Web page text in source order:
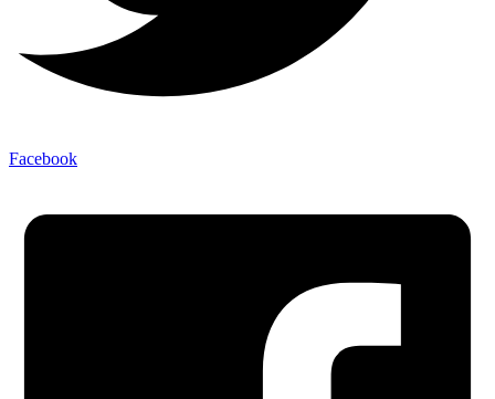
Facebook